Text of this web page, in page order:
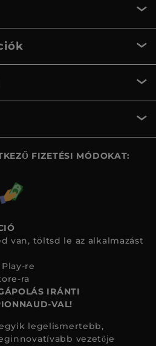
FIZETÉSI MÓDOKAT:
van, töltsd le az alkalmazást
IRÁNTI
VAL!
legelismertebb,
vezetője